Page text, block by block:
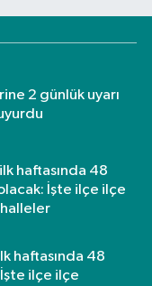
2 günlük uyarı
haftasında 48
İşte ilçe ilçe
haftasında 48
ilçe ilçe